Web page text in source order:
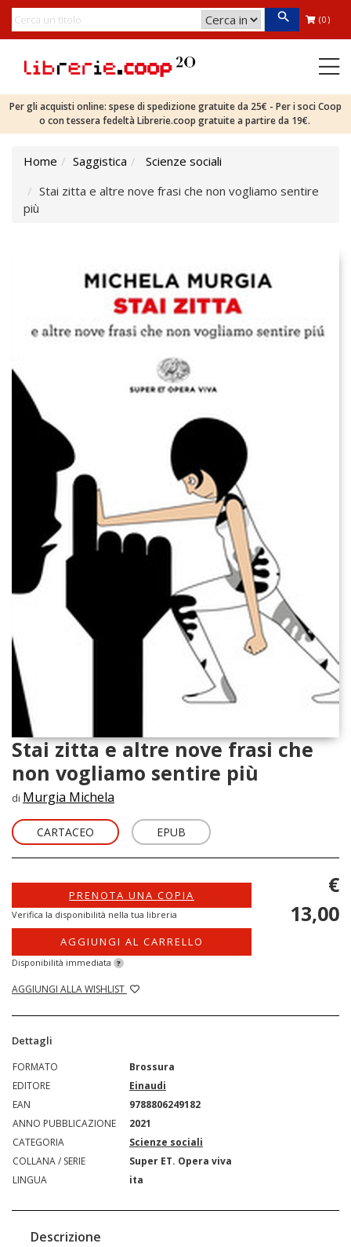
(0)
Per gli acquisti online: spese di spedizione gratuite da 25€ - Per i soci Coop
o con tessera fedeltà Librerie.coop gratuite a partire da 19€.
Home Saggistica
Scienze sociali
Stai zitta e altre nove frasi che non vogliamo sentire
più
Stai zitta e altre nove frasi che
non vogliamo sentire più
di Murgia Michela
CARTACEO EPUB
PRENOTA UNA COPIA
Verifica la disponibilità nella tua libreria
AGGIUNGI AL CARRELLO
Disponibilità immediata ?
AGGIUNGI ALLA WISHLIST
€
13,00
Dettagli
FORMATO
Brossura
EDITORE
Einaudi
EAN
9788806249182
ANNO PUBBLICAZIONE
2021
CATEGORIA
Scienze sociali
COLLANA / SERIE
Super ET. Opera viva
LINGUA
ita
Descrizione